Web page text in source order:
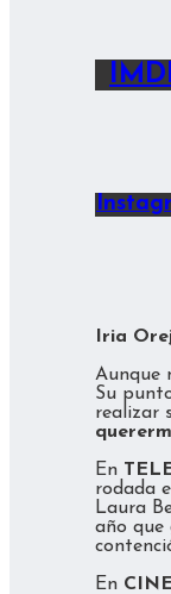
Iria
Aunque
Su
realizar
En
rodada
Laura
año que
En CINE